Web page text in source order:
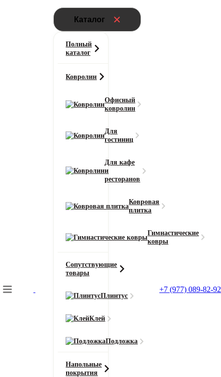
Каталог
Полный
каталог
Ковролин
Офисный
ковролин
Для
гостиниц
Для кафе
и
ресторанов
Ковровая
плитка
Гимнастические
ковры
Сопутствующие
товары
Плинтус
Клей
Подложка
Напольные
покрытия
+7 (977) 089-82-92
Подбор коврового покрытия
Сопутствующие товары